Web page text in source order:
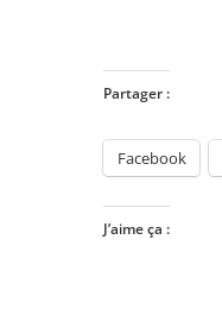
Partager :
Facebook
J’aime ça :